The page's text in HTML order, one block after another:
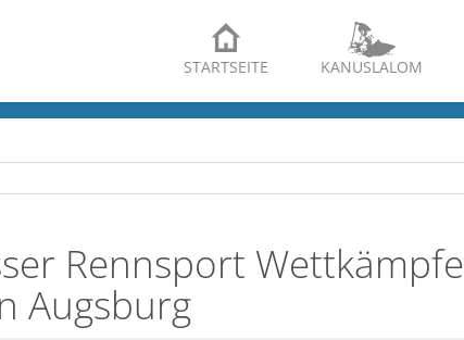
STARTSEITE KANUSLALOM
Rennsport Wettkämpfe
Augsburg